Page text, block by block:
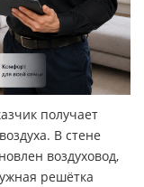
получает
В стене
воздуховод,
решётка